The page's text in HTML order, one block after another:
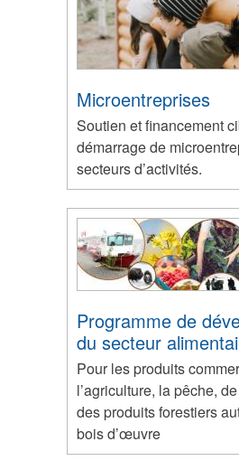
Microentreprises
Soutien et financement
démarrage de
secteurs d’activités.
Programme de
du secteur
Pour les produits
l’agriculture, la pêche,
des produits forestiers
bois d’œuvre